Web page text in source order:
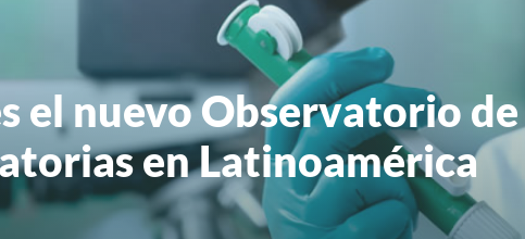
el nuevo Observatorio
en Latinoamérica